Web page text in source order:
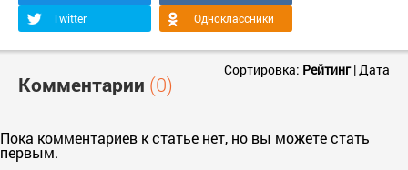
Twitter
Одноклассники
Комментарии (0)
Сортировка: Рейтинг|Дата
Пока комментариев к статье нет, но вы можете стать
первым.